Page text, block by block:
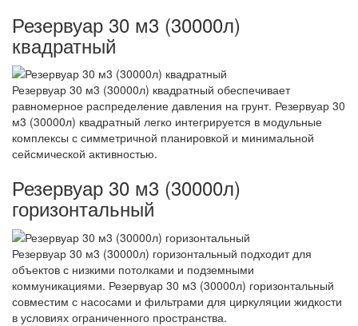
Резервуар 30 м3 (30000л)
квадратный
Резервуар 30 м3 (30000л) квадратный обеспечивает
равномерное распределение давления на грунт. Резервуар 30
м3 (30000л) квадратный легко интегрируется в модульные
комплексы с симметричной планировкой и минимальной
сейсмической активностью.
Резервуар 30 м3 (30000л)
горизонтальный
Резервуар 30 м3 (30000л) горизонтальный подходит для
объектов с низкими потолками и подземными
коммуникациями. Резервуар 30 м3 (30000л) горизонтальный
совместим с насосами и фильтрами для циркуляции жидкости
в условиях ограниченного пространства.